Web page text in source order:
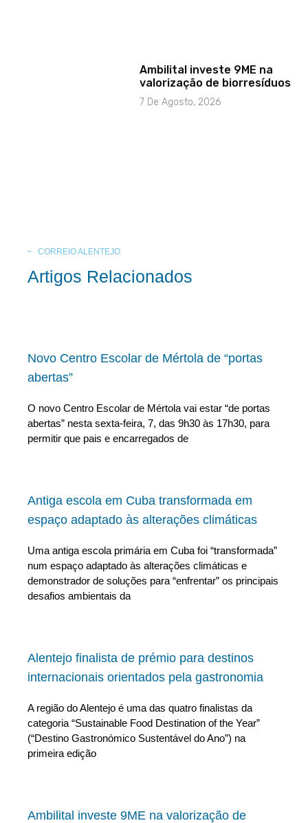
Ambilital investe 9ME na
valorização de biorresíduos
7 De Agosto, 2026
CORREIO ALENTEJO
Artigos Relacionados
Novo Centro Escolar de Mértola de “portas
abertas”
O novo Centro Escolar de Mértola vai estar “de portas
abertas” nesta sexta-feira, 7, das 9h30 às 17h30, para
permitir que pais e encarregados de
Antiga escola em Cuba transformada em
espaço adaptado às alterações climáticas
Uma antiga escola primária em Cuba foi “transformada”
num espaço adaptado às alterações climáticas e
demonstrador de soluções para “enfrentar” os principais
desafios ambientais da
Alentejo finalista de prémio para destinos
internacionais orientados pela gastronomia
A região do Alentejo é uma das quatro finalistas da
categoria “Sustainable Food Destination of the Year”
(“Destino Gastronómico Sustentável do Ano”) na
primeira edição
Ambilital investe 9ME na valorização de